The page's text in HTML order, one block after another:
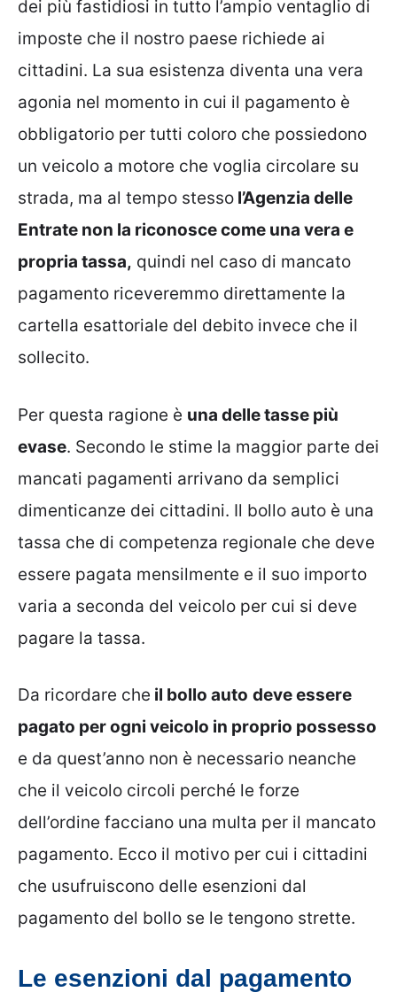
dei più fastidiosi in tutto l’ampio ventaglio di
imposte che il nostro paese richiede ai
cittadini. La sua esistenza diventa una vera
agonia nel momento in cui il pagamento è
obbligatorio per tutti coloro che possiedono
un veicolo a motore che voglia circolare su
strada, ma al tempo stesso l’Agenzia delle
Entrate non la riconosce come una vera e
propria tassa, quindi nel caso di mancato
pagamento riceveremmo direttamente la
cartella esattoriale del debito invece che il
sollecito.
Per questa ragione è una delle tasse più
evase. Secondo le stime la maggior parte dei
mancati pagamenti arrivano da semplici
dimenticanze dei cittadini. Il bollo auto è una
tassa che di competenza regionale che deve
essere pagata mensilmente e il suo importo
varia a seconda del veicolo per cui si deve
pagare la tassa.
Da ricordare che il bollo auto deve essere
pagato per ogni veicolo in proprio possesso
e da quest’anno non è necessario neanche
che il veicolo circoli perché le forze
dell’ordine facciano una multa per il mancato
pagamento. Ecco il motivo per cui i cittadini
che usufruiscono delle esenzioni dal
pagamento del bollo se le tengono strette.
Le esenzioni dal pagamento